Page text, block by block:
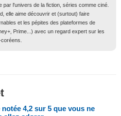
par l'univers de la fiction, séries comme ciné.
elle aime découvrir et (surtout) faire
et les pépites des plateformes de
Prime...) avec un regard expert sur les
4,2 sur 5 que vous ne